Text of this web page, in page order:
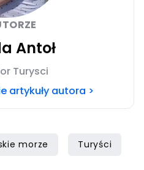
Antoł
Turysci
artykuły autora >
morze Turyści